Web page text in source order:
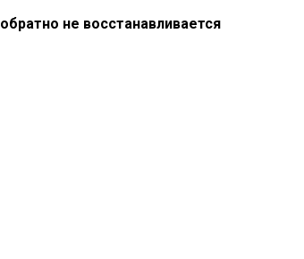
обратно не восстанавливается